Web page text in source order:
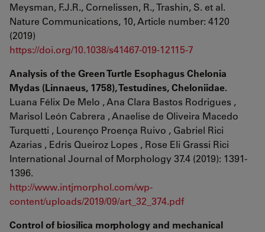
Meysman, F.J.R., Cornelissen, R., Trashin, S. et al.
Nature Communications, 10, Article number: 4120
(2019)
https://doi.org/10.1038/s41467-019-12115-7
Analysis of the Green Turtle Esophagus Chelonia
Mydas (Linnaeus, 1758), Testudines, Cheloniidae.
Luana Félix De Melo , Ana Clara Bastos Rodrigues ,
Marisol León Cabrera , Anaelise de Oliveira Macedo
Turquetti , Lourenço Proença Ruivo , Gabriel Rici
Azarias , Edris Queiroz Lopes , Rose Eli Grassi Rici
International Journal of Morphology 37.4 (2019): 1391-
1396.
http://www.intjmorphol.com/wp-
content/uploads/2019/09/art_32_374.pdf
Control of biosilica morphology and mechanical